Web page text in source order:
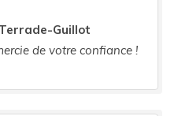
de nous questionner et
être même après la
!
Guillot
de votre confiance !